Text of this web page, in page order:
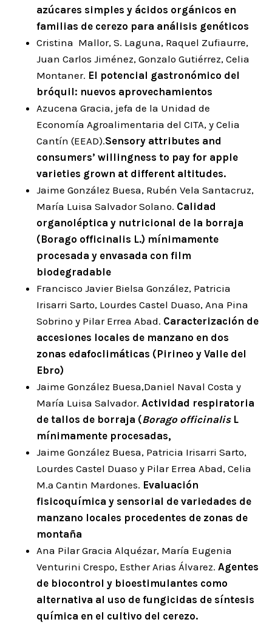
azúcares simples y ácidos orgánicos en
familias de cerezo para análisis genéticos
Cristina Mallor, S. Laguna, Raquel Zufiaurre,
Juan Carlos Jiménez, Gonzalo Gutiérrez, Celia
Montaner. El potencial gastronómico del
bróquil: nuevos aprovechamientos
Azucena Gracia, jefa de la Unidad de
Economía Agroalimentaria del CITA, y Celia
Cantín (EEAD).Sensory attributes and
consumers’ willingness to pay for apple
varieties grown at different altitudes.
Jaime González Buesa, Rubén Vela Santacruz,
María Luisa Salvador Solano. Calidad
organoléptica y nutricional de la borraja
(Borago officinalis L.) mínimamente
procesada y envasada con film
biodegradable
Francisco Javier Bielsa González, Patricia
Irisarri Sarto, Lourdes Castel Duaso, Ana Pina
Sobrino y Pilar Errea Abad. Caracterización de
accesiones locales de manzano en dos
zonas edafoclimáticas (Pirineo y Valle del
Ebro)
Jaime González Buesa,Daniel Naval Costa y
María Luisa Salvador. Actividad respiratoria
de tallos de borraja (Borago officinalisL
mínimamente procesadas,
Jaime González Buesa, Patricia Irisarri Sarto,
Lourdes Castel Duaso y Pilar Errea Abad, Celia
M.ª Cantin Mardones. Evaluación
fisicoquímica y sensorial de variedades de
manzano locales procedentes de zonas de
montaña
Ana Pilar Gracia Alquézar, María Eugenia
Venturini Crespo, Esther Arias Álvarez. Agentes
de biocontrol y bioestimulantes como
alternativa al uso de fungicidas de síntesis
química en el cultivo del cerezo.